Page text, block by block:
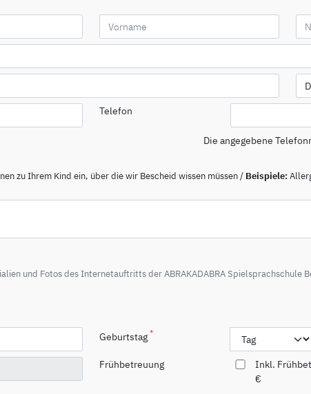
Telefon
Die angegebene
zu Ihrem Kind ein, über die wir Bescheid wissen müssen / Beispiele:
und Fotos des Internetauftritts der ABRAKADABRA Spielsprachschule
Geburtstag*
Frühbetreuung
Inkl.
€